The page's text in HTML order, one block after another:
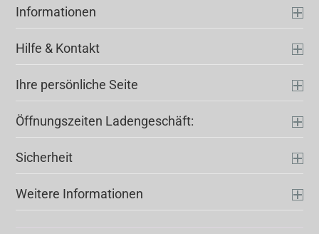
Informationen
Hilfe & Kontakt
Ihre persönliche Seite
Öffnungszeiten Ladengeschäft:
Sicherheit
Weitere Informationen